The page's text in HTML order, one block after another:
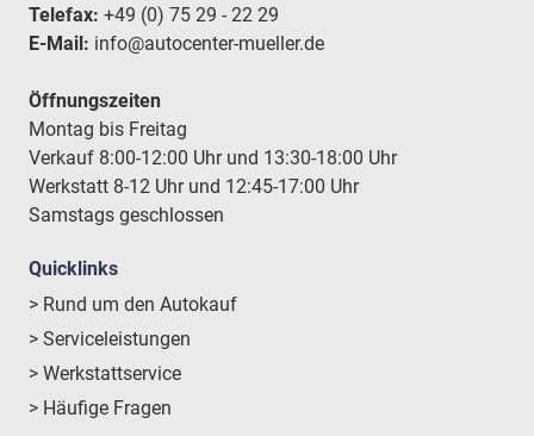
Telefax: +49 (0) 75 29 - 22 29
E-Mail: info@autocenter-mueller.de
Öffnungszeiten
Montag bis Freitag
Verkauf 8:00-12:00 Uhr und 13:30-18:00 Uhr
Werkstatt 8-12 Uhr und 12:45-17:00 Uhr
Samstags geschlossen
Quicklinks
> Rund um den Autokauf
> Serviceleistungen
> Werkstattservice
> Häufige Fragen